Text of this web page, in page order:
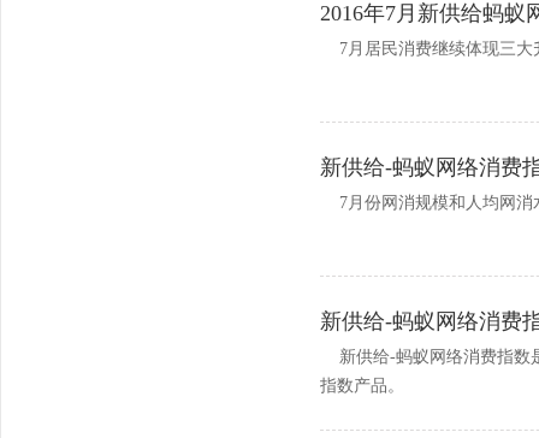
2016年7月新供给蚂蚁
7月居民消费继续体现三大
新供给-蚂蚁网络消费
7月份网消规模和人均网消
新供给-蚂蚁网络消费
新供给-蚂蚁网络消费指数
指数产品。